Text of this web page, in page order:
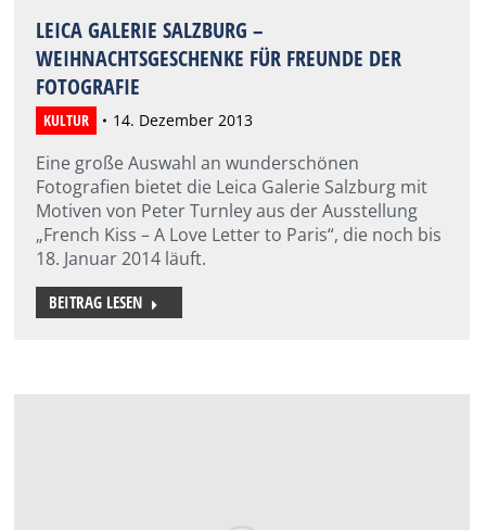
LEICA GALERIE SALZBURG –
WEIHNACHTSGESCHENKE FÜR FREUNDE DER
FOTOGRAFIE
KULTUR 14. Dezember 2013
Eine große Auswahl an wunderschönen
Fotografien bietet die Leica Galerie Salzburg mit
Motiven von Peter Turnley aus der Ausstellung
„French Kiss – A Love Letter to Paris“, die noch bis
18. Januar 2014 läuft.
BEITRAG LESEN